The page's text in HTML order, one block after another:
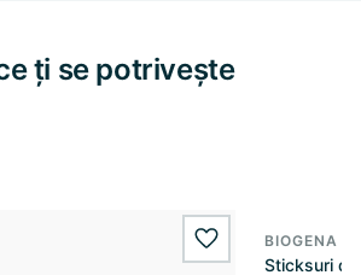
ți se potrivește
wishlist.add
BIOGENA
Sticksuri